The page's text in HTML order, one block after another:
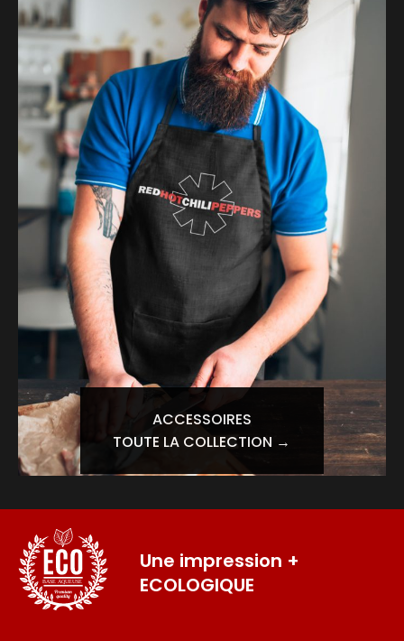
ACCESSOIRES
TOUTE LA COLLECTION →
BASE AQUEUSE
Une impression +
ECOLOGIQUE